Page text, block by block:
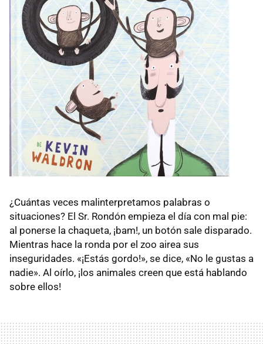
¿Cuántas veces malinterpretamos palabras o
situaciones? El Sr. Rondón empieza el día con mal pie:
al ponerse la chaqueta, ¡bam!, un botón sale disparado.
Mientras hace la ronda por el zoo airea sus
inseguridades. «¡Estás gordo!», se dice, «No le gustas a
nadie». Al oírlo, ¡los animales creen que está hablando
sobre ellos!